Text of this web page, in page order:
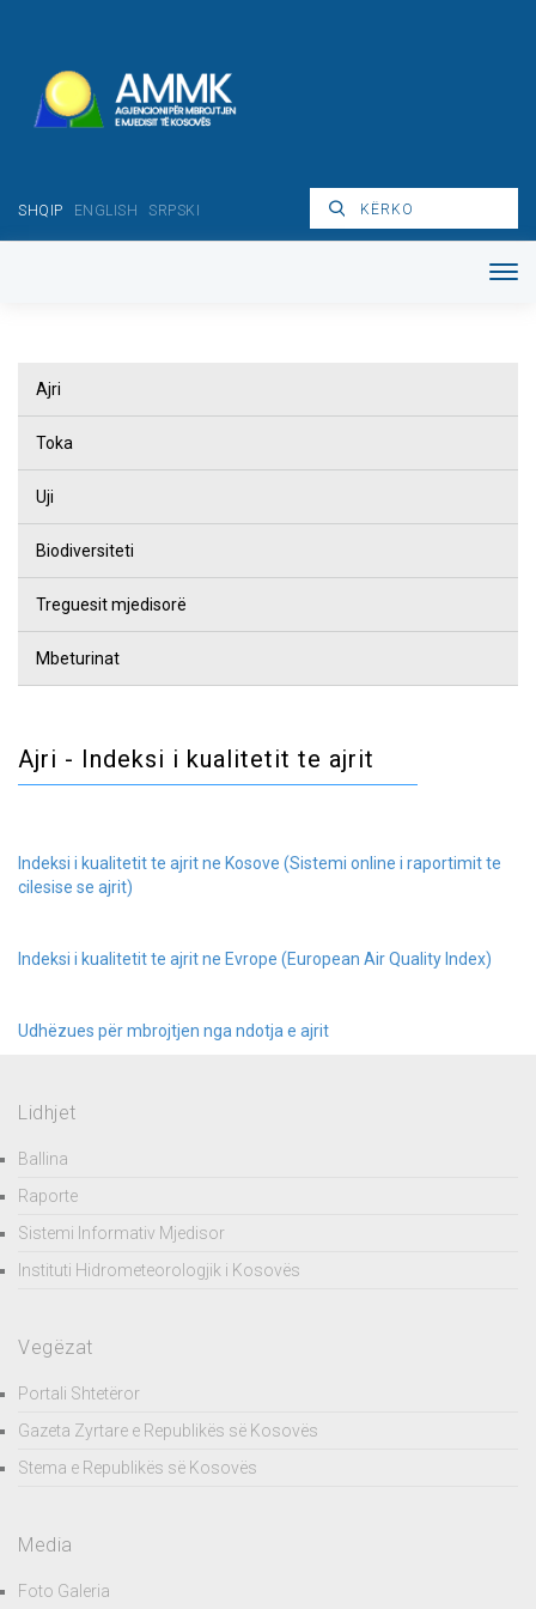
SHQIP ENGLISH SRPSKI
Ajri
Toka
Uji
Biodiversiteti
Treguesit mjedisorë
Mbeturinat
Ajri - Indeksi i kualitetit te ajrit
Indeksi i kualitetit te ajrit ne Kosove (Sistemi online i raportimit te
cilesise se ajrit)
Indeksi i kualitetit te ajrit ne Evrope (European Air Quality Index)
Udhëzues për mbrojtjen nga ndotja e ajrit
Lidhjet
Ballina
Raporte
Sistemi Informativ Mjedisor
Instituti Hidrometeorologjik i Kosovës
Vegëzat
Portali Shtetëror
Gazeta Zyrtare e Republikës së Kosovës
Stema e Republikës së Kosovës
Media
Foto Galeria